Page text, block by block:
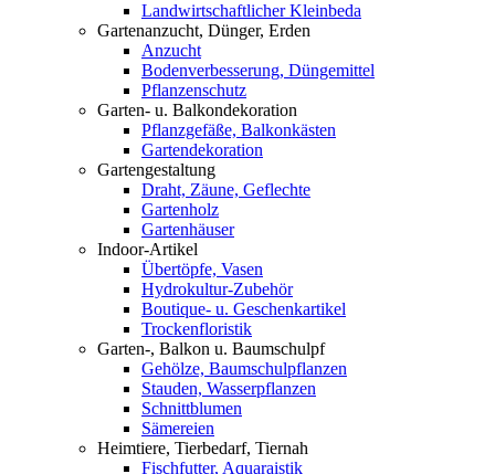
Landwirtschaftlicher Kleinbeda
Gartenanzucht, Dünger, Erden
Anzucht
Bodenverbesserung, Düngemittel
Pflanzenschutz
Garten- u. Balkondekoration
Pflanzgefäße, Balkonkästen
Gartendekoration
Gartengestaltung
Draht, Zäune, Geflechte
Gartenholz
Gartenhäuser
Indoor-Artikel
Übertöpfe, Vasen
Hydrokultur-Zubehör
Boutique- u. Geschenkartikel
Trockenfloristik
Garten-, Balkon u. Baumschulpf
Gehölze, Baumschulpflanzen
Stauden, Wasserpflanzen
Schnittblumen
Sämereien
Heimtiere, Tierbedarf, Tiernah
Fischfutter, Aquaraistik